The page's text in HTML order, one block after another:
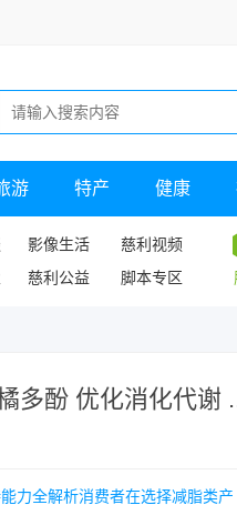
游 特产 健康
影像生活
慈利视频
慈利公益 脚本专区
多酚 优化消化代谢
力全解析消费者在选择减脂类产